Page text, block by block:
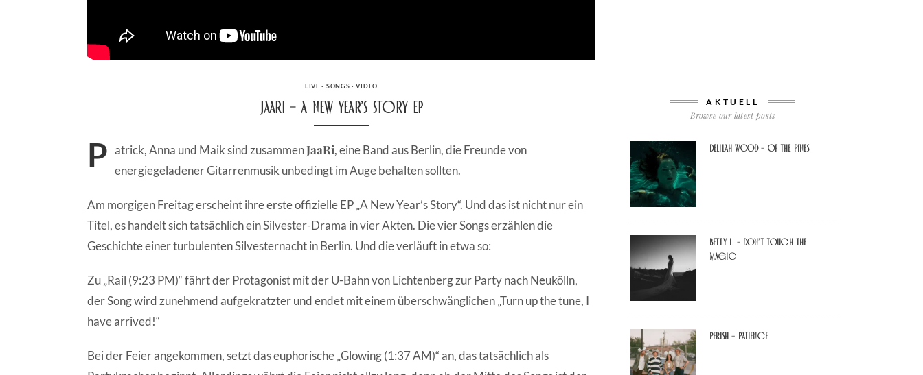
CATEGORIES
LIVE · SONGS ·VIDEO
JaaRi – A New Year’s Story EP
P atrick, Anna und Maik sind zusammenJaaRi, eine Band aus Berlin, die Freunde von
energiegeladener Gitarrenmusik unbedingt im Auge behalten sollten.
Am morgigen Freitag erscheint ihre erste offizielle EP „A New Year’s Story“. Und das ist nicht nur ein
Titel, es handelt sich tatsächlich ein Silvester-Drama in vier Akten. Die vier Songs erzählen die
Geschichte einer turbulenten Silvesternacht in Berlin. Und die verläuft in etwa so:
Zu „Rail (9:23 PM)“ fährt der Protagonist mit der U-Bahn von Lichtenberg zur Party nach Neukölln,
der Song wird zunehmend aufgekratzter und endet mit einem überschwänglichen „Turn up the tune, I
have arrived!“
Bei der Feier angekommen, setzt das euphorische „Glowing (1:37 AM)“ an, das tatsächlich als
AKTUELL
Browse our latest posts
Delilah Wood – of the pines
Betty L. – don’t touch the
Magic
Perish – Patience